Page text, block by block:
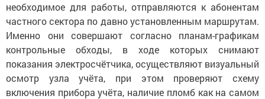
необходимое для работы, отправляются к абонентам
частного сектора по давно установленным маршрутам.
Именно они совершают согласно планам-графикам
контрольные обходы, в ходе которых снимают
показания электросчётчика, осуществляют визуальный
осмотр узла учёта, при этом проверяют схему
включения прибора учёта, наличие пломб как на самом